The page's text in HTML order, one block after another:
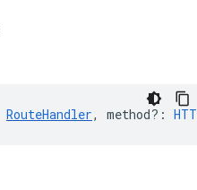
RouteHandler, method? :